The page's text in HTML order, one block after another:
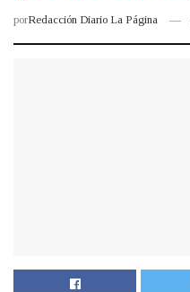
porRedacción Diario La Página